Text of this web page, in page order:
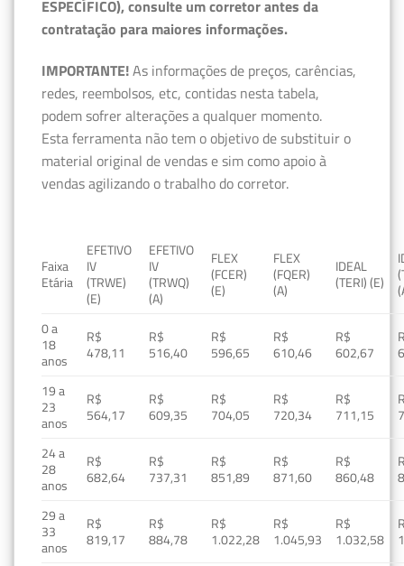
ESPECÍFICO), consulte um corretor antes da
contratação para maiores informações.
IMPORTANTE!As informações de preços, carências,
redes, reembolsos, etc, contidas nesta tabela,
podem sofrer alterações a qualquer momento.
Esta ferramenta não tem o objetivo de substituir o
material original de vendas e sim como apoio à
vendas agilizando o trabalho do corretor.
Faixa
Etária
EFETIVO
IV
(TRWE)
(E)
EFETIVO
IV
(TRWQ)
(A)
FLEX
(FCER)
(E)
FLEX
(FQER)
(A)
IDEAL
(TERI) (E)
0 a
18
anos
R$
478,11
R$
516,40
R$
596,65
R$
610,46
R$
602,67
19 a
23
anos
R$
564,17
R$
609,35
R$
704,05
R$
720,34
R$
711,15
24 a
28
anos
R$
682,64
R$
737,31
R$
851,89
R$
871,60
R$
860,48
29 a
33
anos
R$
819,17
R$
884,78
R$
1.022,28
R$
1.045,93
R$
1.032,58